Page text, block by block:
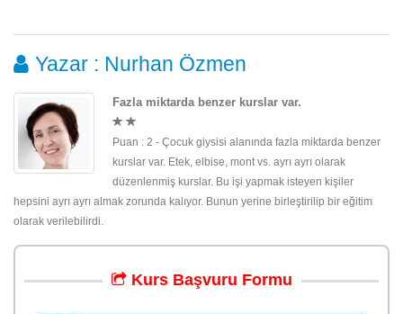
Yazar : Nurhan Özmen
Fazla miktarda benzer kurslar var.
Puan : 2 - Çocuk giysisi alanında fazla miktarda benzer
kurslar var. Etek, elbise, mont vs. ayrı ayrı olarak
düzenlenmiş kurslar. Bu işi yapmak isteyen kişiler
hepsini ayrı ayrı almak zorunda kalıyor. Bunun yerine birleştirilip bir eğitim
olarak verilebilirdi.
Kurs Başvuru Formu